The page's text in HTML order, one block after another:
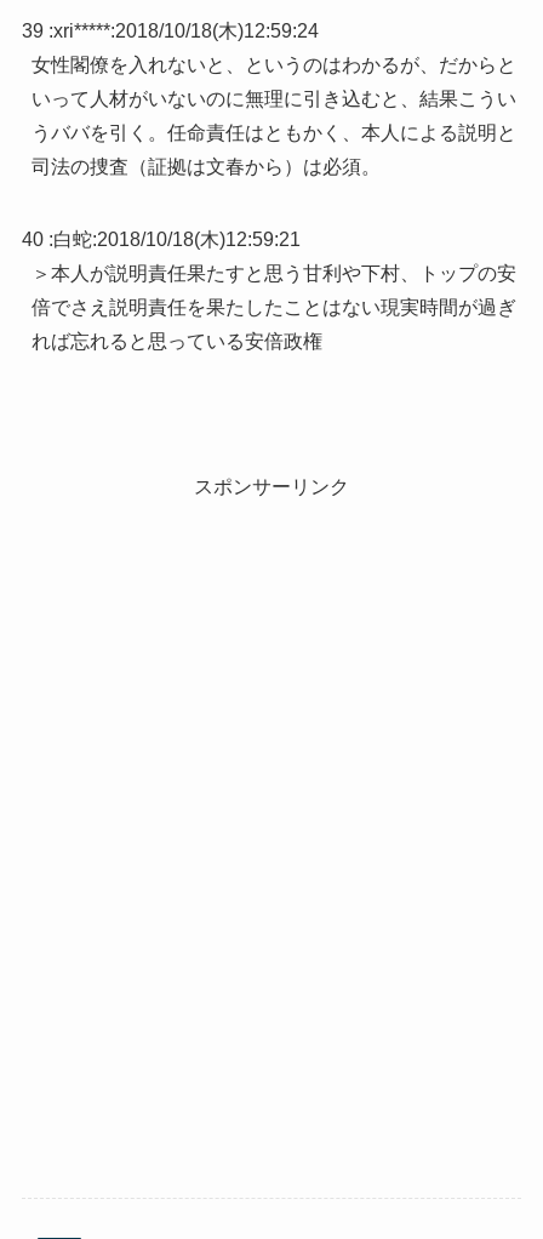
39 :xri*****:2018/10/18(木)12:59:24
女性閣僚を入れないと、というのはわかるが、だからと
いって人材がいないのに無理に引き込むと、結果こうい
うババを引く。任命責任はともかく、本人による説明と
司法の捜査（証拠は文春から）は必須。
40 :白蛇:2018/10/18(木)12:59:21
＞本人が説明責任果たすと思う甘利や下村、トップの安
倍でさえ説明責任を果たしたことはない現実時間が過ぎ
れば忘れると思っている安倍政権
スポンサーリンク